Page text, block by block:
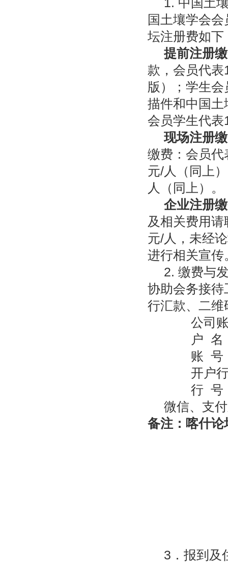
国土壤学会
坛注册费如下
提前注册
款，会员代
版）；学生
描件和中国
会员学生代
现场注册
缴费：会员
元/人（同上
人（同上）。
企业注册
及相关费用
元/人，未经
进行相关宣传
2. 缴费与
协助会务接
行汇款、二
公司
户 名
账 号
开户
行 号
微信、支
备注：喀什论
3．报到及